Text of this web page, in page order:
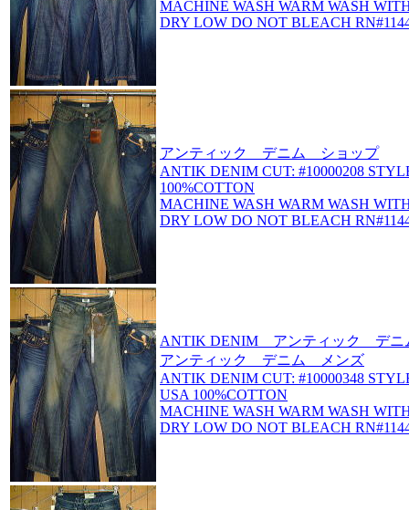
MACHINE WASH WARM WASH
DRY LOW DO NOT BLEACH
アンティック デニム ショップ
ANTIK DENIM CUT: #10000208
100%COTTON
MACHINE WASH WARM WASH
DRY LOW DO NOT BLEACH
ANTIK DENIM アンティック デ
アンティック デニム メンズ
ANTIK DENIM CUT: #10000348
USA 100%COTTON
MACHINE WASH WARM WASH
DRY LOW DO NOT BLEACH